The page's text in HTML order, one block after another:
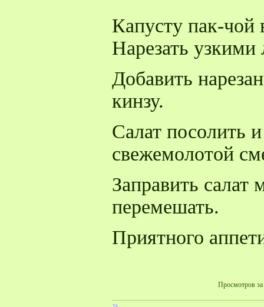
Капусту пак-
Нарезать узкими
Добавить
кинзу.
Салат посолить
свежемолотой
Заправить салат
перемешать.
Приятного
Просмотров за